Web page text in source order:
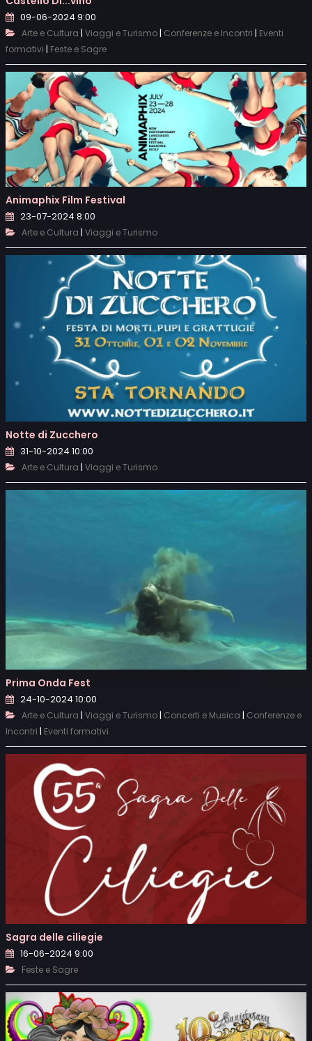
09-06-2024 9:00
Arte e Cultura | Viaggi e Turismo| Conferenze e Incontri | Eventi
formativi | Feste e Sagre
Animaphix Film Festival
23-07-2024 8:00
Arte e Cultura | Viaggi e Turismo
Notte di Zucchero
31-10-2024 10:00
Arte e Cultura | Viaggi e Turismo
Prima Onda Fest
24-10-2024 10:00
Arte e Cultura | Viaggi e Turismo| Concerti e Musica | Conferenze e
Incontri | Eventi formativi
Sagra delle ciliegie
16-06-2024 9:00
Feste e Sagre